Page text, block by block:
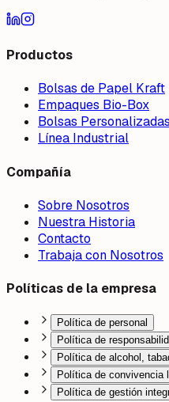
Productos
Bolsas de Papel Kraft
Empaques Bio-Box
Bolsas Personalizadas
Línea Industrial
Compañía
Sobre Nosotros
Nuestra Historia
Contacto
Trabaja con Nosotros
Políticas de la empresa
Política de personal
Política de
Política de alcohol,
Política de convivencia
Política de gestión